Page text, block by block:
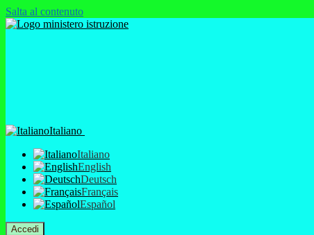
Salta al contenuto
Italiano
Italiano
English
Deutsch
Français
Español
Accedi